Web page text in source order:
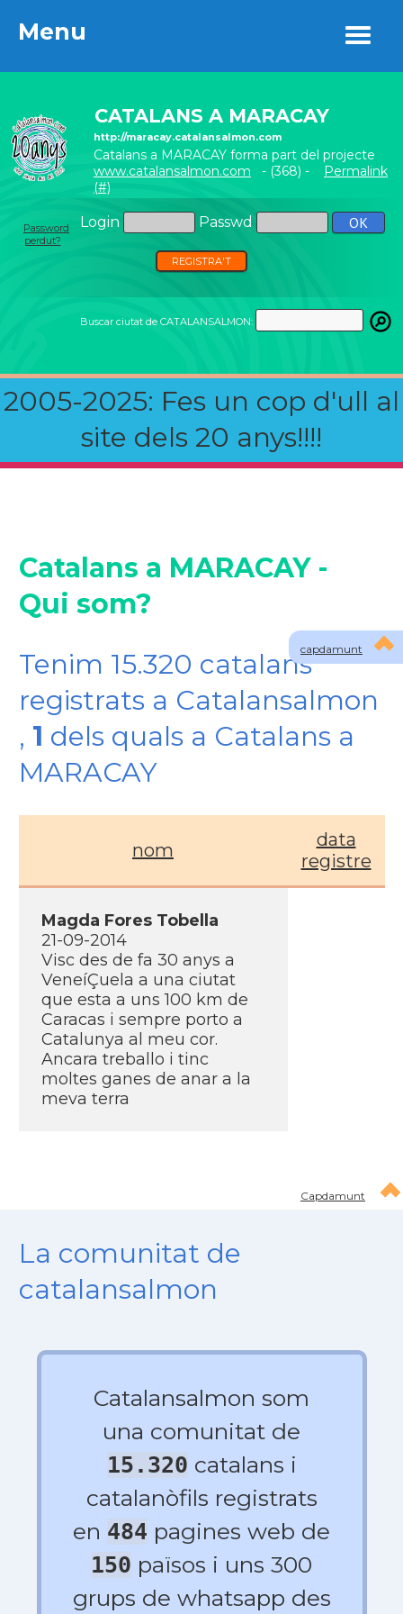
Menu
CATALANS A MARACAY
http://maracay.catalansalmon.com
Catalans a MARACAY forma part del projecte
www.catalansalmon.com - (368) - Permalink
(#)
Login Passwd
Password
perdut?
REGISTRA'T
Buscar ciutat de CATALANSALMON:
2005-2025: Fes un cop d'ull al
site dels 20 anys!!!!
Menu
capdamunt
Catalans a MARACAY -
Qui som?
Tenim 15.320 catalans
registrats a Catalansalmon
, 1 dels quals a Catalans a
MARACAY
nom
data
registre
Magda Fores Tobella
21-09-2014
Visc des de fa 30 anys a
VeneíÇuela a una ciutat
que esta a uns 100 km de
Caracas i sempre porto a
Catalunya al meu cor.
Ancara treballo i tinc
moltes ganes de anar a la
meva terra
Capdamunt
La comunitat de
catalansalmon
Catalansalmon som
una comunitat de
15.320 catalans i
catalanòfils registrats
en 484 pagines web de
150 països i uns 300
grups de whatsapp des